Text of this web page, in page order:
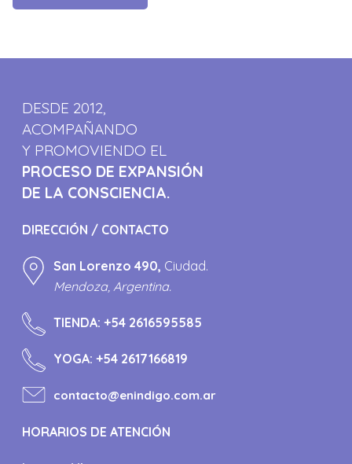
DESDE 2012,
ACOMPAÑANDO
Y PROMOVIENDO EL
PROCESO DE EXPANSIÓN
DE LA CONSCIENCIA.
DIRECCIÓN / CONTACTO
San Lorenzo 490, Ciudad.
Mendoza, Argentina.
TIENDA:+54 2616595585
YOGA:+54 2617166819
contacto@enindigo.com.ar
HORARIOS DE ATENCIÓN